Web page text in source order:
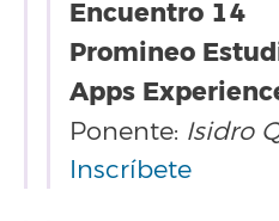
Encuentro 14
Promineo
Apps
Ponente: Isidro
Inscríbete